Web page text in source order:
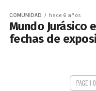
COMUNIDAD hace 6 años
Mundo Jurásico
fechas de
PAGE 1